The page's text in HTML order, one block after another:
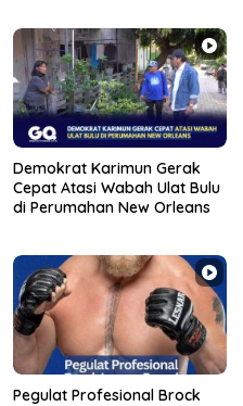
Demokrat Karimun Gerak
Cepat Atasi Wabah Ulat Bulu
di Perumahan New Orleans
Pegulat Profesional Brock